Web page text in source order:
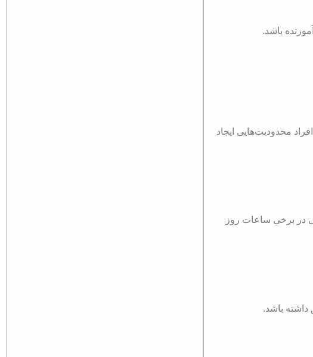
باشد.
محدودیت‌هایی ایجاد
در برخی ساعات روز
باشد.